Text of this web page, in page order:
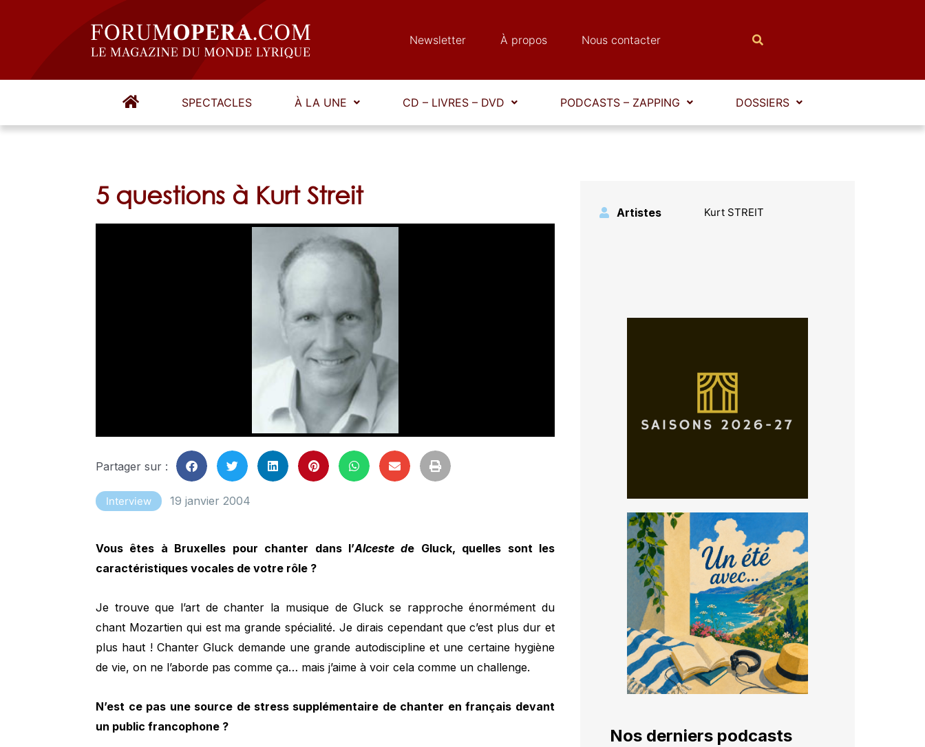
Newsletter À propos Nous contacter
SPECTACLES À LA UNE CD – LIVRES – DVD PODCASTS – ZAPPING DOSSIERS
5 questions à Kurt Streit
Partager sur :
Interview 19 janvier 2004
Vous êtes à Bruxelles pour chanter dans l’Alceste de Gluck, quelles sont les
caractéristiques vocales de votre rôle ?
Je trouve que l’art de chanter la musique de Gluck se rapproche énormément du
chant Mozartien qui est ma grande spécialité. Je dirais cependant que c’est plus dur et
plus haut ! Chanter Gluck demande une grande autodiscipline et une certaine hygiène
de vie, on ne l’aborde pas comme ça… mais j’aime à voir cela comme un challenge.
N’est ce pas une source de stress supplémentaire de chanter en français devant
un public francophone ?
Artistes Kurt STREIT
Nos derniers podcasts